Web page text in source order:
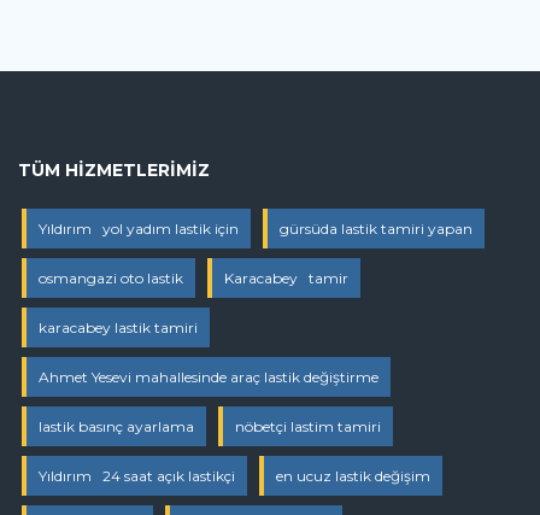
TÜM HIZMETLERIMIZ
Yıldırım yol yadım lastik için gürsüda lastik tamiri yapan
osmangazi oto lastik Karacabey tamir
karacabey lastik tamiri
Ahmet Yesevi mahallesinde araç lastik değiştirme
lastik basınç ayarlama nöbetçi lastim tamiri
Yıldırım 24 saat açık lastikçi en ucuz lastik değişim